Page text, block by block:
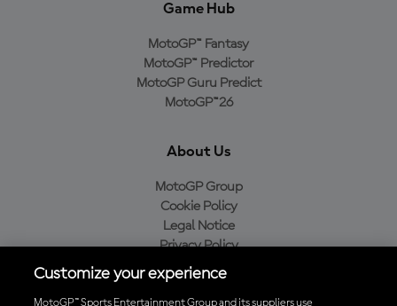
Game Hub
MotoGP™ Fantasy
MotoGP™ Predictor
MotoGP Guru Predict
MotoGP™26
About Us
MotoGP Group
Cookie Policy
Legal Notice
Privacy Policy
Purchase Policy
Customize your experience
MotoGP™ Sports Entertainment Group and its suppliers use